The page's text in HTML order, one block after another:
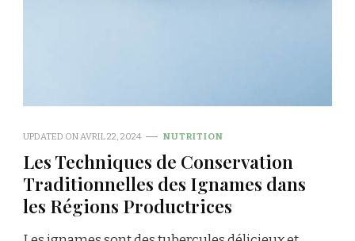
UPDATED ON AVRIL 22, 2024 NUTRITION
Les Techniques de Conservation
Traditionnelles des Ignames dans
les Régions Productrices